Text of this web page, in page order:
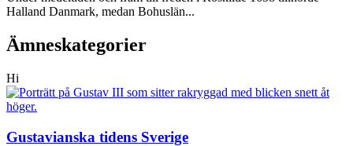
Halland Danmark, medan Bohuslän...
Ämneskategorier
Hi
Gustavianska tidens Sverige